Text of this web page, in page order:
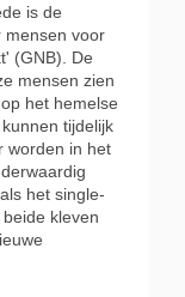
is de
mensen voor
(GNB). De
mensen zien
het hemelse
tijdelijk
worden in het
het single-
kleven